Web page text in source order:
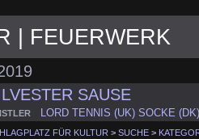
| FEUERWERK
SAUSE
LORD TENNIS (UK) SOCKE
FÜR KULTUR >SUCHE >